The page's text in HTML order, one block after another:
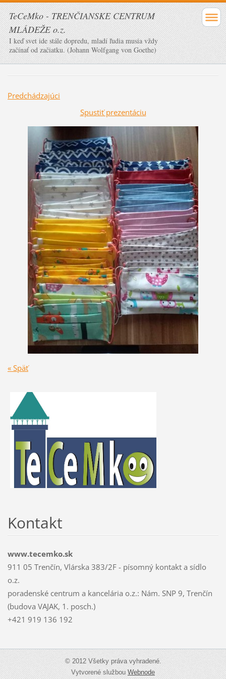
TeCeMko - TRENČIANSKE CENTRUM
MLÁDEŽE o.z.
I keď svet ide stále dopredu, mladí ľudia musia vždy
začínať od začiatku. (Johann Wolfgang von Goethe)
Predchádzajúci
Spustiť prezentáciu
« Späť
Kontakt
www.tecemko.sk
911 05 Trenčín, Vlárska 383/2F - písomný kontakt a sídlo
o.z.
poradenské centrum a kancelária o.z.: Nám. SNP 9, Trenčín
(budova VAJAK, 1. posch.)
+421 919 136 192
© 2012 Všetky práva vyhradené.
Vytvorené službouWebnode